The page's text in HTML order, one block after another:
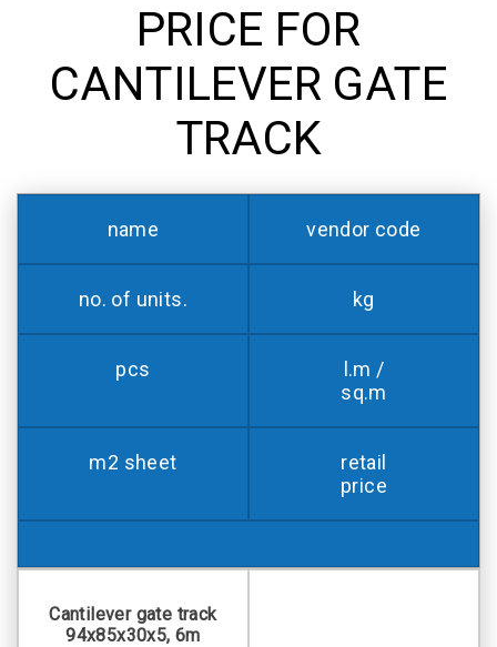
PRICE FOR
CANTILEVER GATE
TRACK
name vendor code
no. of units. kg
pcs
l.m /
sq.m
m2 sheet
retail
price
Cantilever gate track
94х85х30х5, 6m